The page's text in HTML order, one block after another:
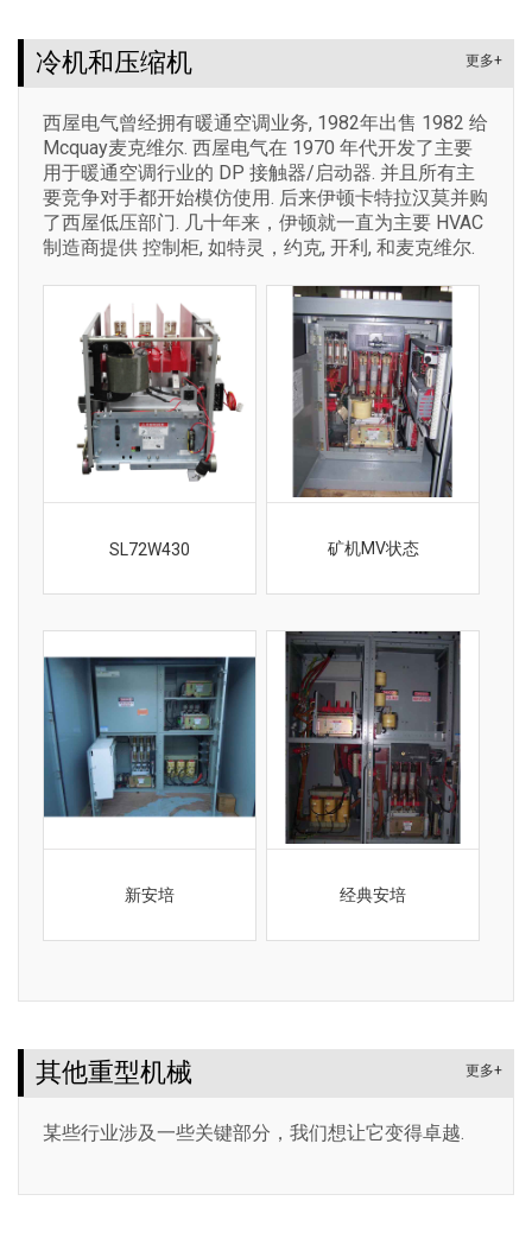
冷机和压缩机 更多+
西屋电气曾经拥有暖通空调业务, 1982年出售 1982 给
Mcquay麦克维尔. 西屋电气在 1970 年代开发了主要
用于暖通空调行业的 DP 接触器/启动器. 并且所有主
要竞争对手都开始模仿使用. 后来伊顿卡特拉汉莫并购
了西屋低压部门. 几十年来，伊顿就一直为主要 HVAC
制造商提供 控制柜, 如特灵，约克, 开利, 和麦克维尔.
SL72W430 矿机MV状态
新安培 经典安培
其他重型机械 更多+
某些行业涉及一些关键部分，我们想让它变得卓越.